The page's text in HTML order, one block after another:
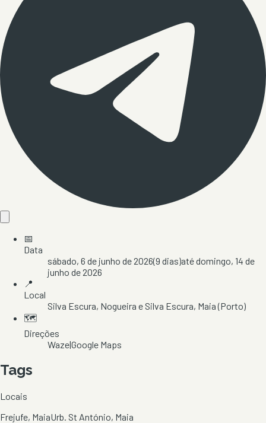
📅
Data
sábado, 6 de junho de 2026(9 dias)atédomingo, 14 de
junho de 2026
📍
Local
Silva Escura, Nogueira e Silva Escura, Maia(Porto)
🗺️
Direções
Waze|Google Maps
Tags
Locais
Frejufe, MaiaUrb. St António, Maia